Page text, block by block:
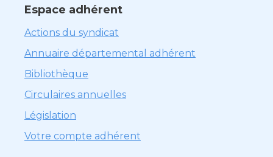
Espace adhérent
Actions du syndicat
Annuaire départemental adhérent
Bibliothèque
Circulaires annuelles
Législation
Votre compte adhérent